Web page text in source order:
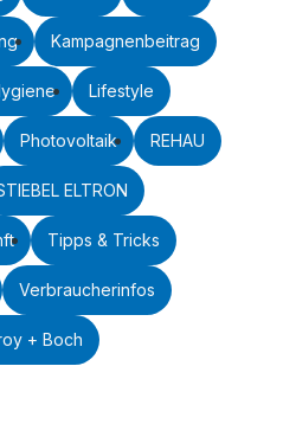
Kampagnenbeitrag
Lifestyle
Photovoltaik REHAU
ELTRON
Tipps & Tricks
Verbraucherinfos
+ Boch